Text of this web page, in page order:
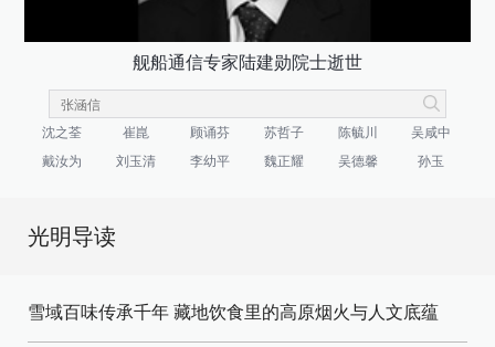
舰船通信专家陆建勋院士逝世
沈之荃 崔崑 顾诵芬 苏哲子 陈毓川
吴咸中
戴汝为
刘玉清 李幼平 魏正耀 吴德馨 孙玉
光明导读
雪域百味传承千年 藏地饮食里的高原烟火与人文底蕴